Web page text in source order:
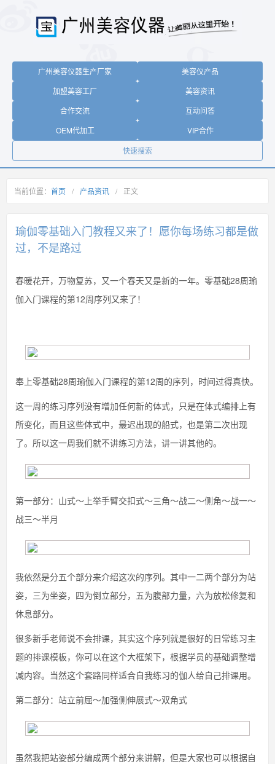
广州美容仪器生产厂家
美容仪产品
加盟美容工厂
美容资讯
合作交流
互动问答
OEM代加工
VIP合作
快速搜索
当前位置： 首页 / 产品资讯 / 正文
瑜伽零基础入门教程又来了！愿你每场练习都是做
过，不是路过
春暖花开，万物复苏，又一个春天又是新的一年。零基础28周瑜
伽入门课程的第12周序列又来了！
奉上零基础28周瑜伽入门课程的第12周的序列，时间过得真快。
这一周的练习序列没有增加任何新的体式，只是在体式编排上有
所变化，而且这些体式中，最迟出现的船式，也是第二次出现
了。所以这一周我们就不讲练习方法，讲一讲其他的。
第一部分：山式～上举手臂交扣式～三角～战二～侧角～战一～
战三～半月
我依然是分五个部分来介绍这次的序列。其中一二两个部分为站
姿，三为坐姿，四为倒立部分，五为腹部力量，六为放松修复和
休息部分。
很多新手老师说不会排课，其实这个序列就是很好的日常练习主
题的排课模板，你可以在这个大框架下，根据学员的基础调整增
减内容。当然这个套路同样适合自我练习的伽人给自己排课用。
第二部分：站立前屈～加强侧伸展式～双角式
虽然我把站姿部分编成两个部分来讲解，但是大家也可以根据自